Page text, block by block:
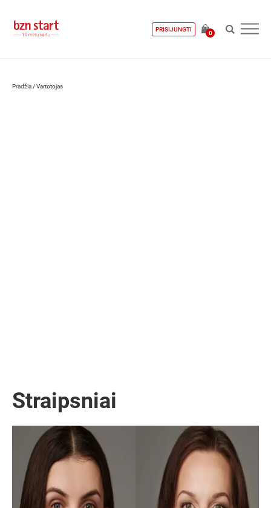
PRISIJUNGTI
0
Pradžia /Vartotojas
Straipsniai